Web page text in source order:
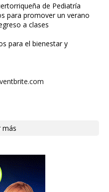
de Pediatría
para promover un verano
a clases
para el bienestar y
más